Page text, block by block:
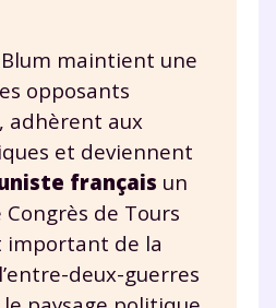
maintient une
opposants
adhèrent aux
et deviennent
français un
de Tours
important de la
deux-guerres
à cette adresse e-mail. En
consentez à ce que vos
soient traitées par SEJER, sous
que SEJER puisse vous donner
scolaire pendant 24h. Pour en
vos données personnelles et
pouvez consulter